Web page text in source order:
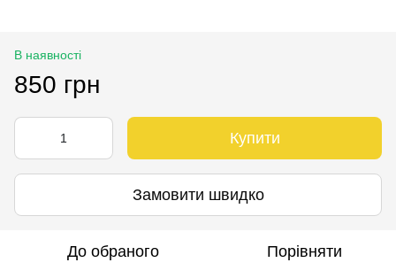
В наявності
850 грн
Купити
Замовити швидко
До обраного Порівняти